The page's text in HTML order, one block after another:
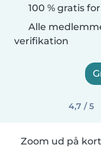
100 % gratis
Alle
verifikation
4,7 / 5
Zoom ud på